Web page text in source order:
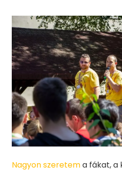
Nagyon szeretema fákat, a